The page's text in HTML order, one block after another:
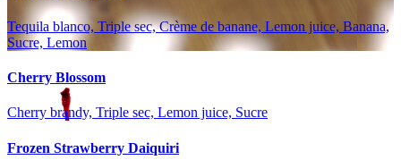
Tequila blanco, Triple sec, Crème de banane, Lemon juice, Banana,
Sucre, Lemon
Cherry Blossom
Cherry brandy, Triple sec, Lemon juice, Sucre
Frozen Strawberry Daiquiri